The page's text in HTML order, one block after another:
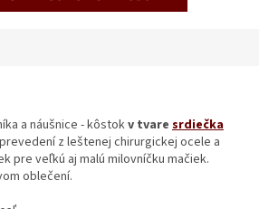
a náušnice - kôstokv tvare srdiečka
prevedení z leštenej chirurgickej ocele a
pre veľkú aj malú milovníčku mačiek.
oblečení.